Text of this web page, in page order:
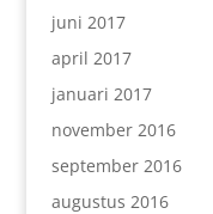
juni 2017
april 2017
januari 2017
november 2016
september 2016
augustus 2016